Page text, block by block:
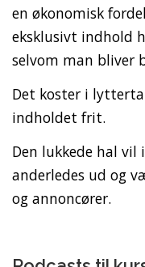
en økonomisk
eksklusivt indhold
selvom man bliver
Det koster i
indholdet frit.
Den lukkede hal vil
anderledes ud og
og annoncører.